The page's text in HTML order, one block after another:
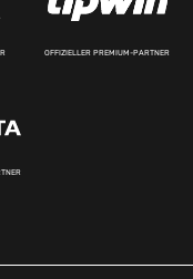
OFFIZIELLER PREMIUM-PARTNER